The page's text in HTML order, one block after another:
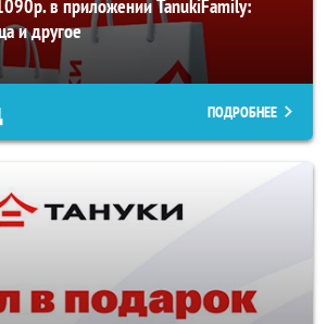
в приложении TanukiFamily:
и другое
ПОДРОБНЕЕ